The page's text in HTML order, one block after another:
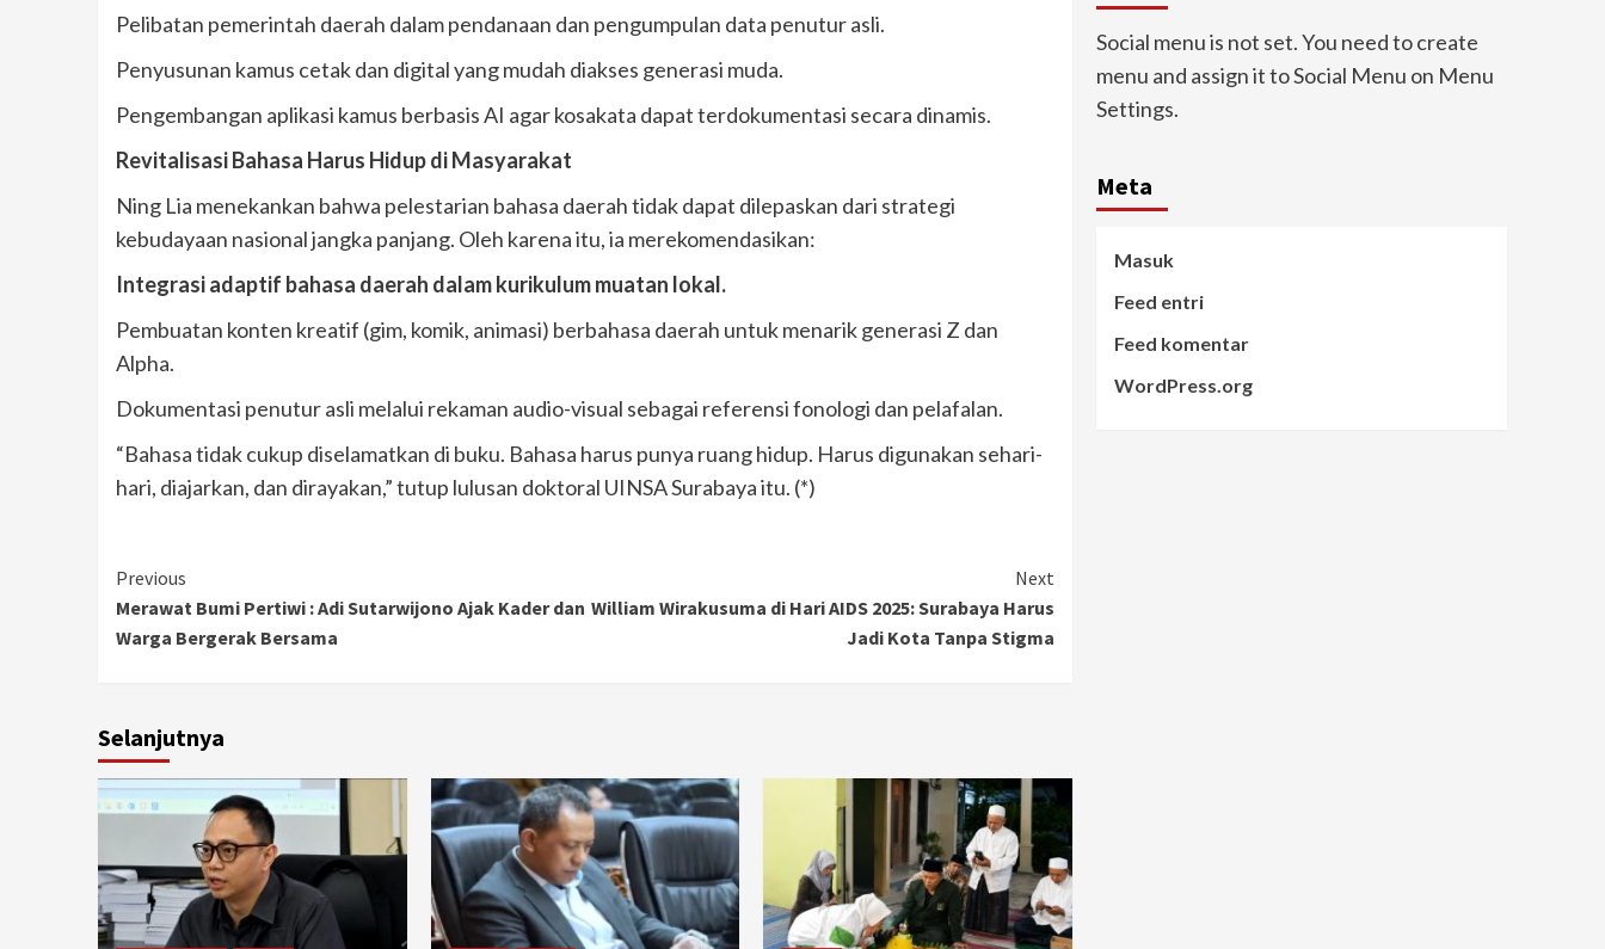
Pelibatan pemerintah daerah dalam pendanaan dan pengumpulan data penutur asli.
Penyusunan kamus cetak dan digital yang mudah diakses generasi muda.
Pengembangan aplikasi kamus berbasis AI agar kosakata dapat terdokumentasi secara dinamis.
Revitalisasi Bahasa Harus Hidup di Masyarakat
Ning Lia menekankan bahwa pelestarian bahasa daerah tidak dapat dilepaskan dari strategi
kebudayaan nasional jangka panjang. Oleh karena itu, ia merekomendasikan:
Integrasi adaptif bahasa daerah dalam kurikulum muatan lokal.
Pembuatan konten kreatif (gim, komik, animasi) berbahasa daerah untuk menarik generasi Z dan
Alpha.
Dokumentasi penutur asli melalui rekaman audio-visual sebagai referensi fonologi dan pelafalan.
“Bahasa tidak cukup diselamatkan di buku. Bahasa harus punya ruang hidup. Harus digunakan sehari-
hari, diajarkan, dan dirayakan,” tutup lulusan doktoral UINSA Surabaya itu. (*)
Continue
Reading
Previous
Merawat Bumi Pertiwi : Adi Sutarwijono Ajak Kader dan
Warga Bergerak Bersama
Next
William Wirakusuma di Hari AIDS 2025: Surabaya Harus
Jadi Kota Tanpa Stigma
Selanjutnya
Social menu is not set. You need to create
menu and assign it to Social Menu on Menu
Settings.
Meta
Masuk
Feed entri
Feed komentar
WordPress.org